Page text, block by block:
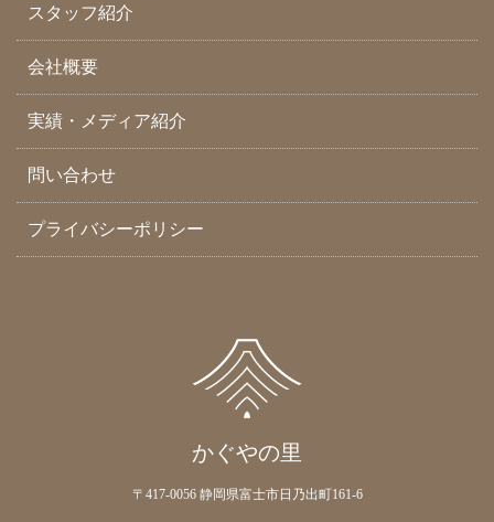
スタッフ紹介
会社概要
実績・メディア紹介
問い合わせ
プライバシーポリシー
かぐやの里
〒417-0056 静岡県富士市日乃出町161-6